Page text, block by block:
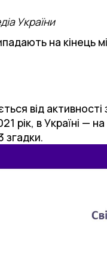
України
на кінець
від
рік, в Україні — на
згадки.